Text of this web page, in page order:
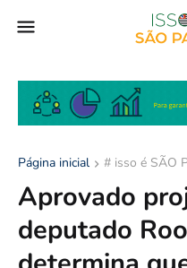
Página inicial # isso é SÃO
Aprovado
deputado